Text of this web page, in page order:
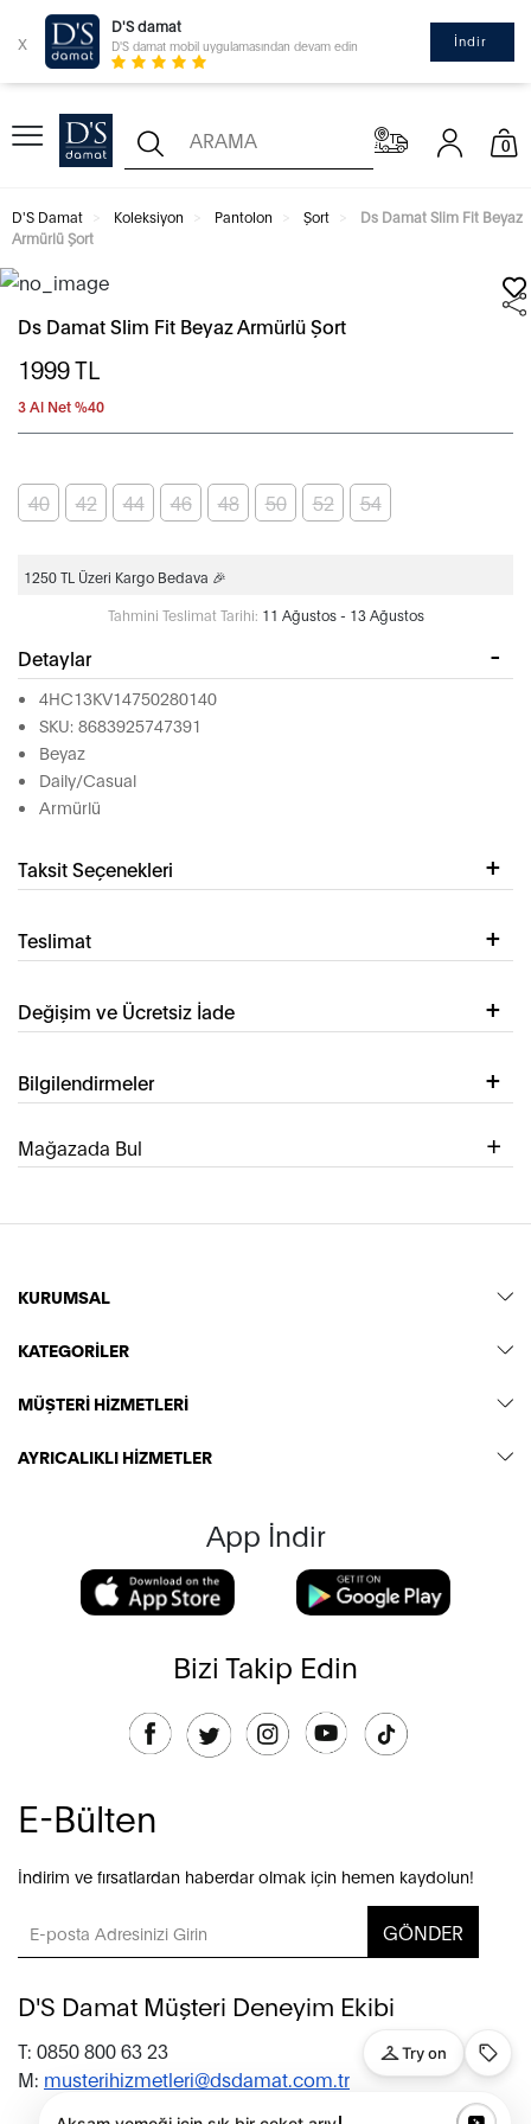
x
D'S damat
D'S damat mobil uygulamasından devam edin İndir
0
D'S Damat Koleksiyon Pantolon Şort
Ds Damat Slim Fit Beyaz
Armürlü Şort
Ds Damat Slim Fit Beyaz Armürlü Şort
1999TL
3 Al Net %40
40 42 44 46 48 50 52 54
1250 TL Üzeri Kargo Bedava 🎉
Tahmini Teslimat Tarihi: 11 Ağustos - 13 Ağustos
Detaylar
4HC13KV14750280140
SKU: 8683925747391
Beyaz
Daily/Casual
Armürlü
Taksit Seçenekleri
Teslimat
Değişim ve Ücretsiz İade
Bilgilendirmeler
Mağazada Bul
KURUMSAL
KATEGORİLER
MÜŞTERİ HİZMETLERİ
AYRICALIKLI HİZMETLER
App İndir
Bizi Takip Edin
E-Bülten
İndirim ve fırsatlardan haberdar olmak için hemen kaydolun!
GÖNDER
D'S Damat Müşteri Deneyim Ekibi
T: 0850 800 63 23
M: musterihizmetleri@dsdamat.com.tr